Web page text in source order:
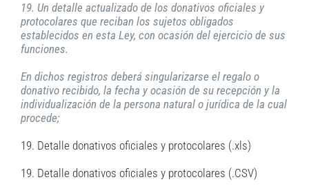
19. Un detalle actualizado de los donativos oficiales y
protocolares que reciban los sujetos obligados
establecidos en esta Ley, con ocasión del ejercicio de sus
funciones.
En dichos registros deberá singularizarse el regalo o
donativo recibido, la fecha y ocasión de su recepción y la
individualización de la persona natural o jurídica de la cual
procede;
19. Detalle donativos oficiales y protocolares (.xls)
19. Detalle donativos oficiales y protocolares (.CSV)